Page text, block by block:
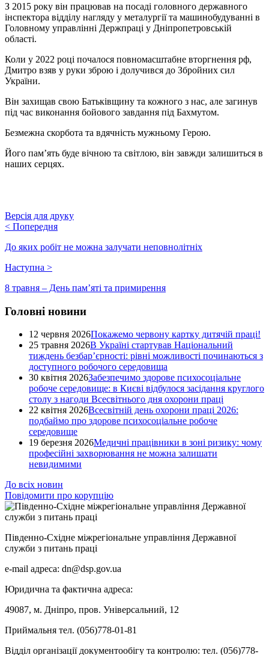
З 2015 року він працював на посаді головного державного
інспектора відділу нагляду у металургії та машинобудуванні в
Головному управлінні Держпраці у Дніпропетровській
області.
Коли у 2022 році почалося повномасштабне вторгнення рф,
Дмитро взяв у руки зброю і долучився до Збройних сил
України.
Він захищав свою Батьківщину та кожного з нас, але загинув
під час виконання бойового завдання під Бахмутом.
Безмежна скорбота та вдячність мужньому Герою.
Його пам’ять буде вічною та світлою, він завжди залишиться в
наших серцях.
Версія для друку
< Попередня
До яких робіт не можна залучати неповнолітніх
Наступна >
8 травня – День пам’яті та примирення
Головні новини
12 червня 2026Покажемо червону картку дитячій праці!
25 травня 2026В Україні стартував Національний
тиждень безбар’єрності: рівні можливості починаються з
доступного робочого середовища
30 квітня 2026Забезпечимо здорове психосоціальне
робоче середовище: в Києві відбулося засідання круглого
столу з нагоди Всесвітнього дня охорони праці
22 квітня 2026Всесвітній день охорони праці 2026:
подбаймо про здорове психосоціальне робоче
середовище
19 березня 2026Медичні працівники в зоні ризику: чому
професійні захворювання не можна залишати
невидимими
До всіх новин
Повідомити про корупцію
Південно-Східне міжрегіональне управління Державної
служби з питань праці
e-mail адреса: dn@dsp.gov.ua
Юридична та фактична адреса:
49087, м. Дніпро, пров. Універсальний, 12
Приймальня тел. (056)778-01-81
Відділ організації документообігу та контролю: тел. (056)778-